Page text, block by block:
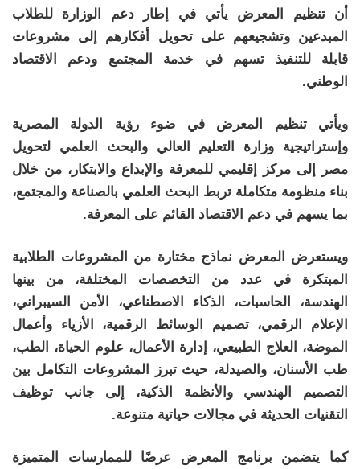
أن تنظيم المعرض يأتي في إطار دعم الوزارة للطلاب
المبدعين وتشجيعهم على تحويل أفكارهم إلى مشروعات
قابلة للتنفيذ تسهم في خدمة المجتمع ودعم الاقتصاد
الوطني.
ويأتي تنظيم المعرض في ضوء رؤية الدولة المصرية
وإستراتيجية وزارة التعليم العالي والبحث العلمي لتحويل
مصر إلى مركز إقليمي للمعرفة والإبداع والابتكار، من خلال
بناء منظومة متكاملة تربط البحث العلمي بالصناعة والمجتمع،
بما يسهم في دعم الاقتصاد القائم على المعرفة.
ويستعرض المعرض نماذج مختارة من المشروعات الطلابية
المبتكرة في عدد من التخصصات المختلفة، من بينها
الهندسة، الحاسبات، الذكاء الاصطناعي، الأمن السيبراني،
الإعلام الرقمي، تصميم الوسائط الرقمية، الأزياء وأعمال
الموضة، العلاج الطبيعي، إدارة الأعمال، علوم الحياة، الطب،
طب الأسنان، والصيدلة، حيث تبرز المشروعات التكامل بين
التصميم الهندسي والأنظمة الذكية، إلى جانب توظيف
التقنيات الحديثة في مجالات حياتية متنوعة.
كما يتضمن برنامج المعرض عرضًا للممارسات المتميزة